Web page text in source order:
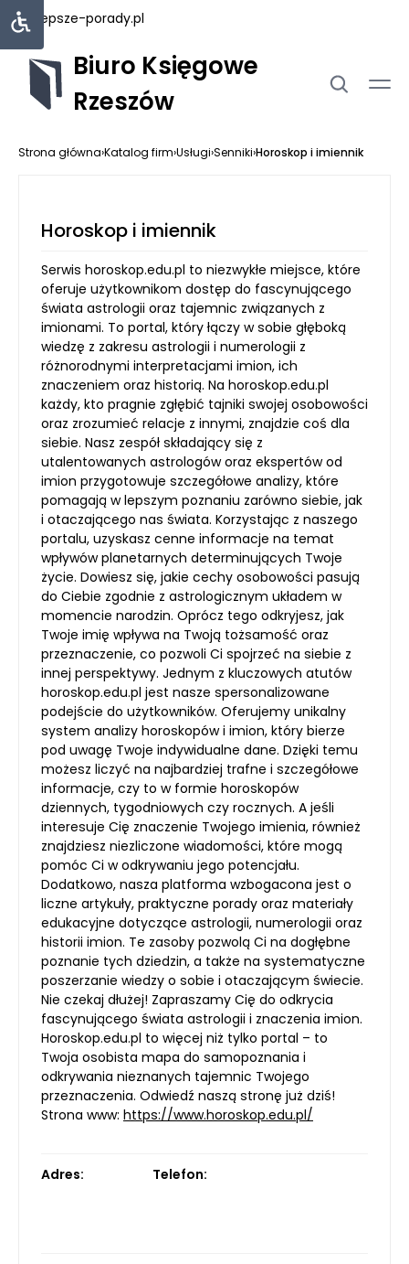
najlepsze-porady.pl
Biuro Księgowe
Rzeszów
Strona główna›Katalog firm›Usługi›Senniki›Horoskop i imiennik
Horoskop i imiennik
Serwis horoskop.edu.pl to niezwykłe miejsce, które
oferuje użytkownikom dostęp do fascynującego
świata astrologii oraz tajemnic związanych z
imionami. To portal, który łączy w sobie głęboką
wiedzę z zakresu astrologii i numerologii z
różnorodnymi interpretacjami imion, ich
znaczeniem oraz historią. Na horoskop.edu.pl
każdy, kto pragnie zgłębić tajniki swojej osobowości
oraz zrozumieć relacje z innymi, znajdzie coś dla
siebie. Nasz zespół składający się z
utalentowanych astrologów oraz ekspertów od
imion przygotowuje szczegółowe analizy, które
pomagają w lepszym poznaniu zarówno siebie, jak
i otaczającego nas świata. Korzystając z naszego
portalu, uzyskasz cenne informacje na temat
wpływów planetarnych determinujących Twoje
życie. Dowiesz się, jakie cechy osobowości pasują
do Ciebie zgodnie z astrologicznym układem w
momencie narodzin. Oprócz tego odkryjesz, jak
Twoje imię wpływa na Twoją tożsamość oraz
przeznaczenie, co pozwoli Ci spojrzeć na siebie z
innej perspektywy. Jednym z kluczowych atutów
horoskop.edu.pl jest nasze spersonalizowane
podejście do użytkowników. Oferujemy unikalny
system analizy horoskopów i imion, który bierze
pod uwagę Twoje indywidualne dane. Dzięki temu
możesz liczyć na najbardziej trafne i szczegółowe
informacje, czy to w formie horoskopów
dziennych, tygodniowych czy rocznych. A jeśli
interesuje Cię znaczenie Twojego imienia, również
znajdziesz niezliczone wiadomości, które mogą
pomóc Ci w odkrywaniu jego potencjału.
Dodatkowo, nasza platforma wzbogacona jest o
liczne artykuły, praktyczne porady oraz materiały
edukacyjne dotyczące astrologii, numerologii oraz
historii imion. Te zasoby pozwolą Ci na dogłębne
poznanie tych dziedzin, a także na systematyczne
poszerzanie wiedzy o sobie i otaczającym świecie.
Nie czekaj dłużej! Zapraszamy Cię do odkrycia
fascynującego świata astrologii i znaczenia imion.
Horoskop.edu.pl to więcej niż tylko portal – to
Twoja osobista mapa do samopoznania i
odkrywania nieznanych tajemnic Twojego
przeznaczenia. Odwiedź naszą stronę już dziś!
Strona www: https://www.horoskop.edu.pl/
Adres: Telefon: